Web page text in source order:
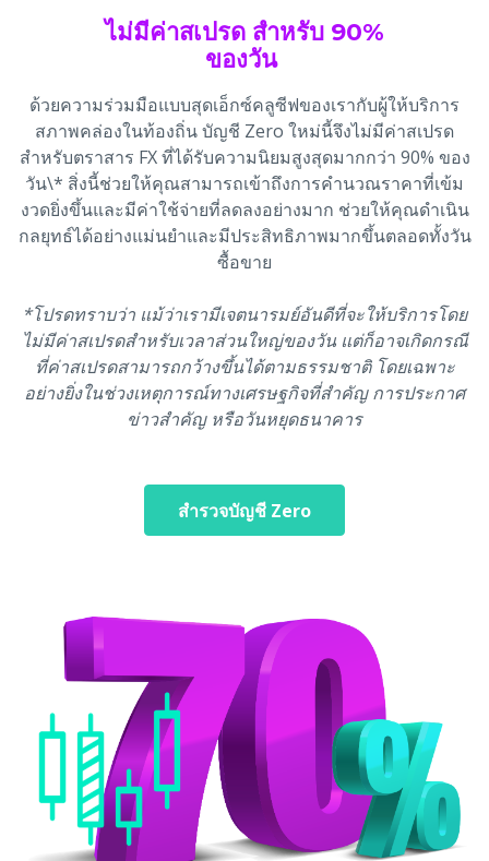
ไม่มีค่าสเปรด สำหรับ 90%
ของวัน
ด้วยความร่วมมือแบบสุดเอ็กซ์คลูซีฟของเรากับผู้ให้บริการ
สภาพคล่องในท้องถิ่น บัญชี Zero ใหม่นี้จึงไม่มีค่าสเปรด
สำหรับตราสาร FX ที่ได้รับความนิยมสูงสุดมากกว่า 90% ของ
วัน\* สิ่งนี้ช่วยให้คุณสามารถเข้าถึงการคำนวณราคาที่เข้ม
งวดยิ่งขึ้นและมีค่าใช้จ่ายที่ลดลงอย่างมาก ช่วยให้คุณดำเนิน
กลยุทธ์ได้อย่างแม่นยำและมีประสิทธิภาพมากขึ้นตลอดทั้งวัน
ซื้อขาย
*โปรดทราบว่า แม้ว่าเรามีเจตนารมย์อันดีที่จะให้บริการโดย
ไม่มีค่าสเปรดสำหรับเวลาส่วนใหญ่ของวัน แต่ก็อาจเกิดกรณี
ที่ค่าสเปรดสามารถกว้างขึ้นได้ตามธรรมชาติ โดยเฉพาะ
อย่างยิ่งในช่วงเหตุการณ์ทางเศรษฐกิจที่สำคัญ การประกาศ
ข่าวสำคัญ หรือวันหยุดธนาคาร
สำรวจบัญชี Zero